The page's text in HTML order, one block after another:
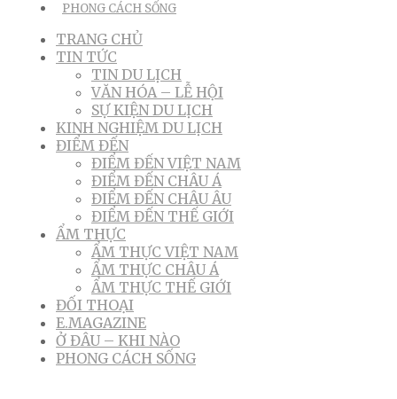
PHONG CÁCH SỐNG
TRANG CHỦ
TIN TỨC
TIN DU LỊCH
VĂN HÓA – LỄ HỘI
SỰ KIỆN DU LỊCH
KINH NGHIỆM DU LỊCH
ĐIỂM ĐẾN
ĐIỂM ĐẾN VIỆT NAM
ĐIỂM ĐẾN CHÂU Á
ĐIỂM ĐẾN CHÂU ÂU
ĐIỂM ĐẾN THẾ GIỚI
ẨM THỰC
ẨM THỰC VIỆT NAM
ẨM THỰC CHÂU Á
ẨM THỰC THẾ GIỚI
ĐỐI THOẠI
E.MAGAZINE
Ở ĐÂU – KHI NÀO
PHONG CÁCH SỐNG